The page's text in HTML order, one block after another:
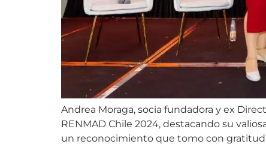
Andrea Moraga, socia fundadora y ex
RENMAD Chile 2024, destacando su
un reconocimiento que tomo con gratitud